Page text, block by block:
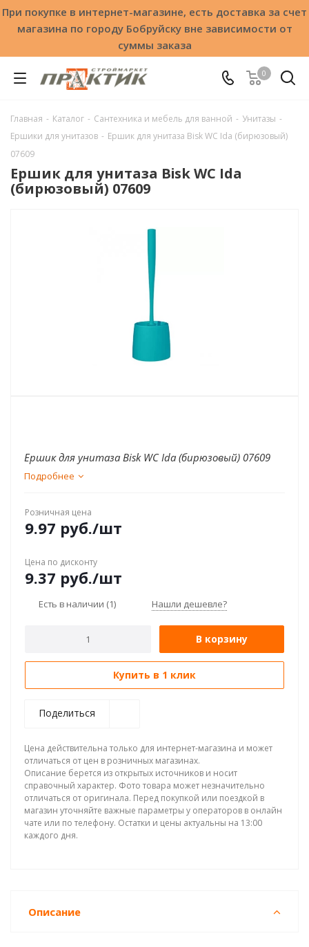
При покупке в интернет-магазине, есть доставка за счет
магазина по городу Бобруйску вне зависимости от
суммы заказа
0
Главная - Каталог - Сантехника и мебель для ванной - Унитазы -
Ершики для унитазов - Ершик для унитаза Bisk WC Ida (бирюзовый)
07609
Ершик для унитаза Bisk WC Ida
(бирюзовый) 07609
Ершик для унитаза Bisk WC Ida (бирюзовый) 07609
Подробнее
Розничная цена
9.97 руб./шт
Цена по дисконту
9.37 руб./шт
Есть в наличии (1) Нашли дешевле?
В корзину
Купить в 1 клик
Поделиться
Цена действительна только для интернет-магазина и может
отличаться от цен в розничных магазинах.
Описание берется из открытых источников и носит
справочный характер. Фото товара может незначительно
отличаться от оригинала. Перед покупкой или поездкой в
магазин уточняйте важные параметры у операторов в онлайн
чате или по телефону. Остатки и цены актуальны на 13:00
каждого дня.
Описание